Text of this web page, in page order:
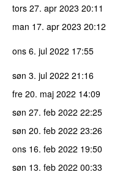
tors 27. apr 2023 20:11
man 17. apr 2023 20:12
ons 6. jul 2022 17:55
søn 3. jul 2022 21:16
fre 20. maj 2022 14:09
søn 27. feb 2022 22:25
søn 20. feb 2022 23:26
ons 16. feb 2022 19:50
søn 13. feb 2022 00:33